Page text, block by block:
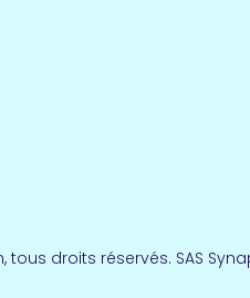
droits réservés. SAS